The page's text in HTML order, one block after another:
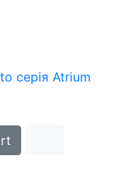
серія Atrium